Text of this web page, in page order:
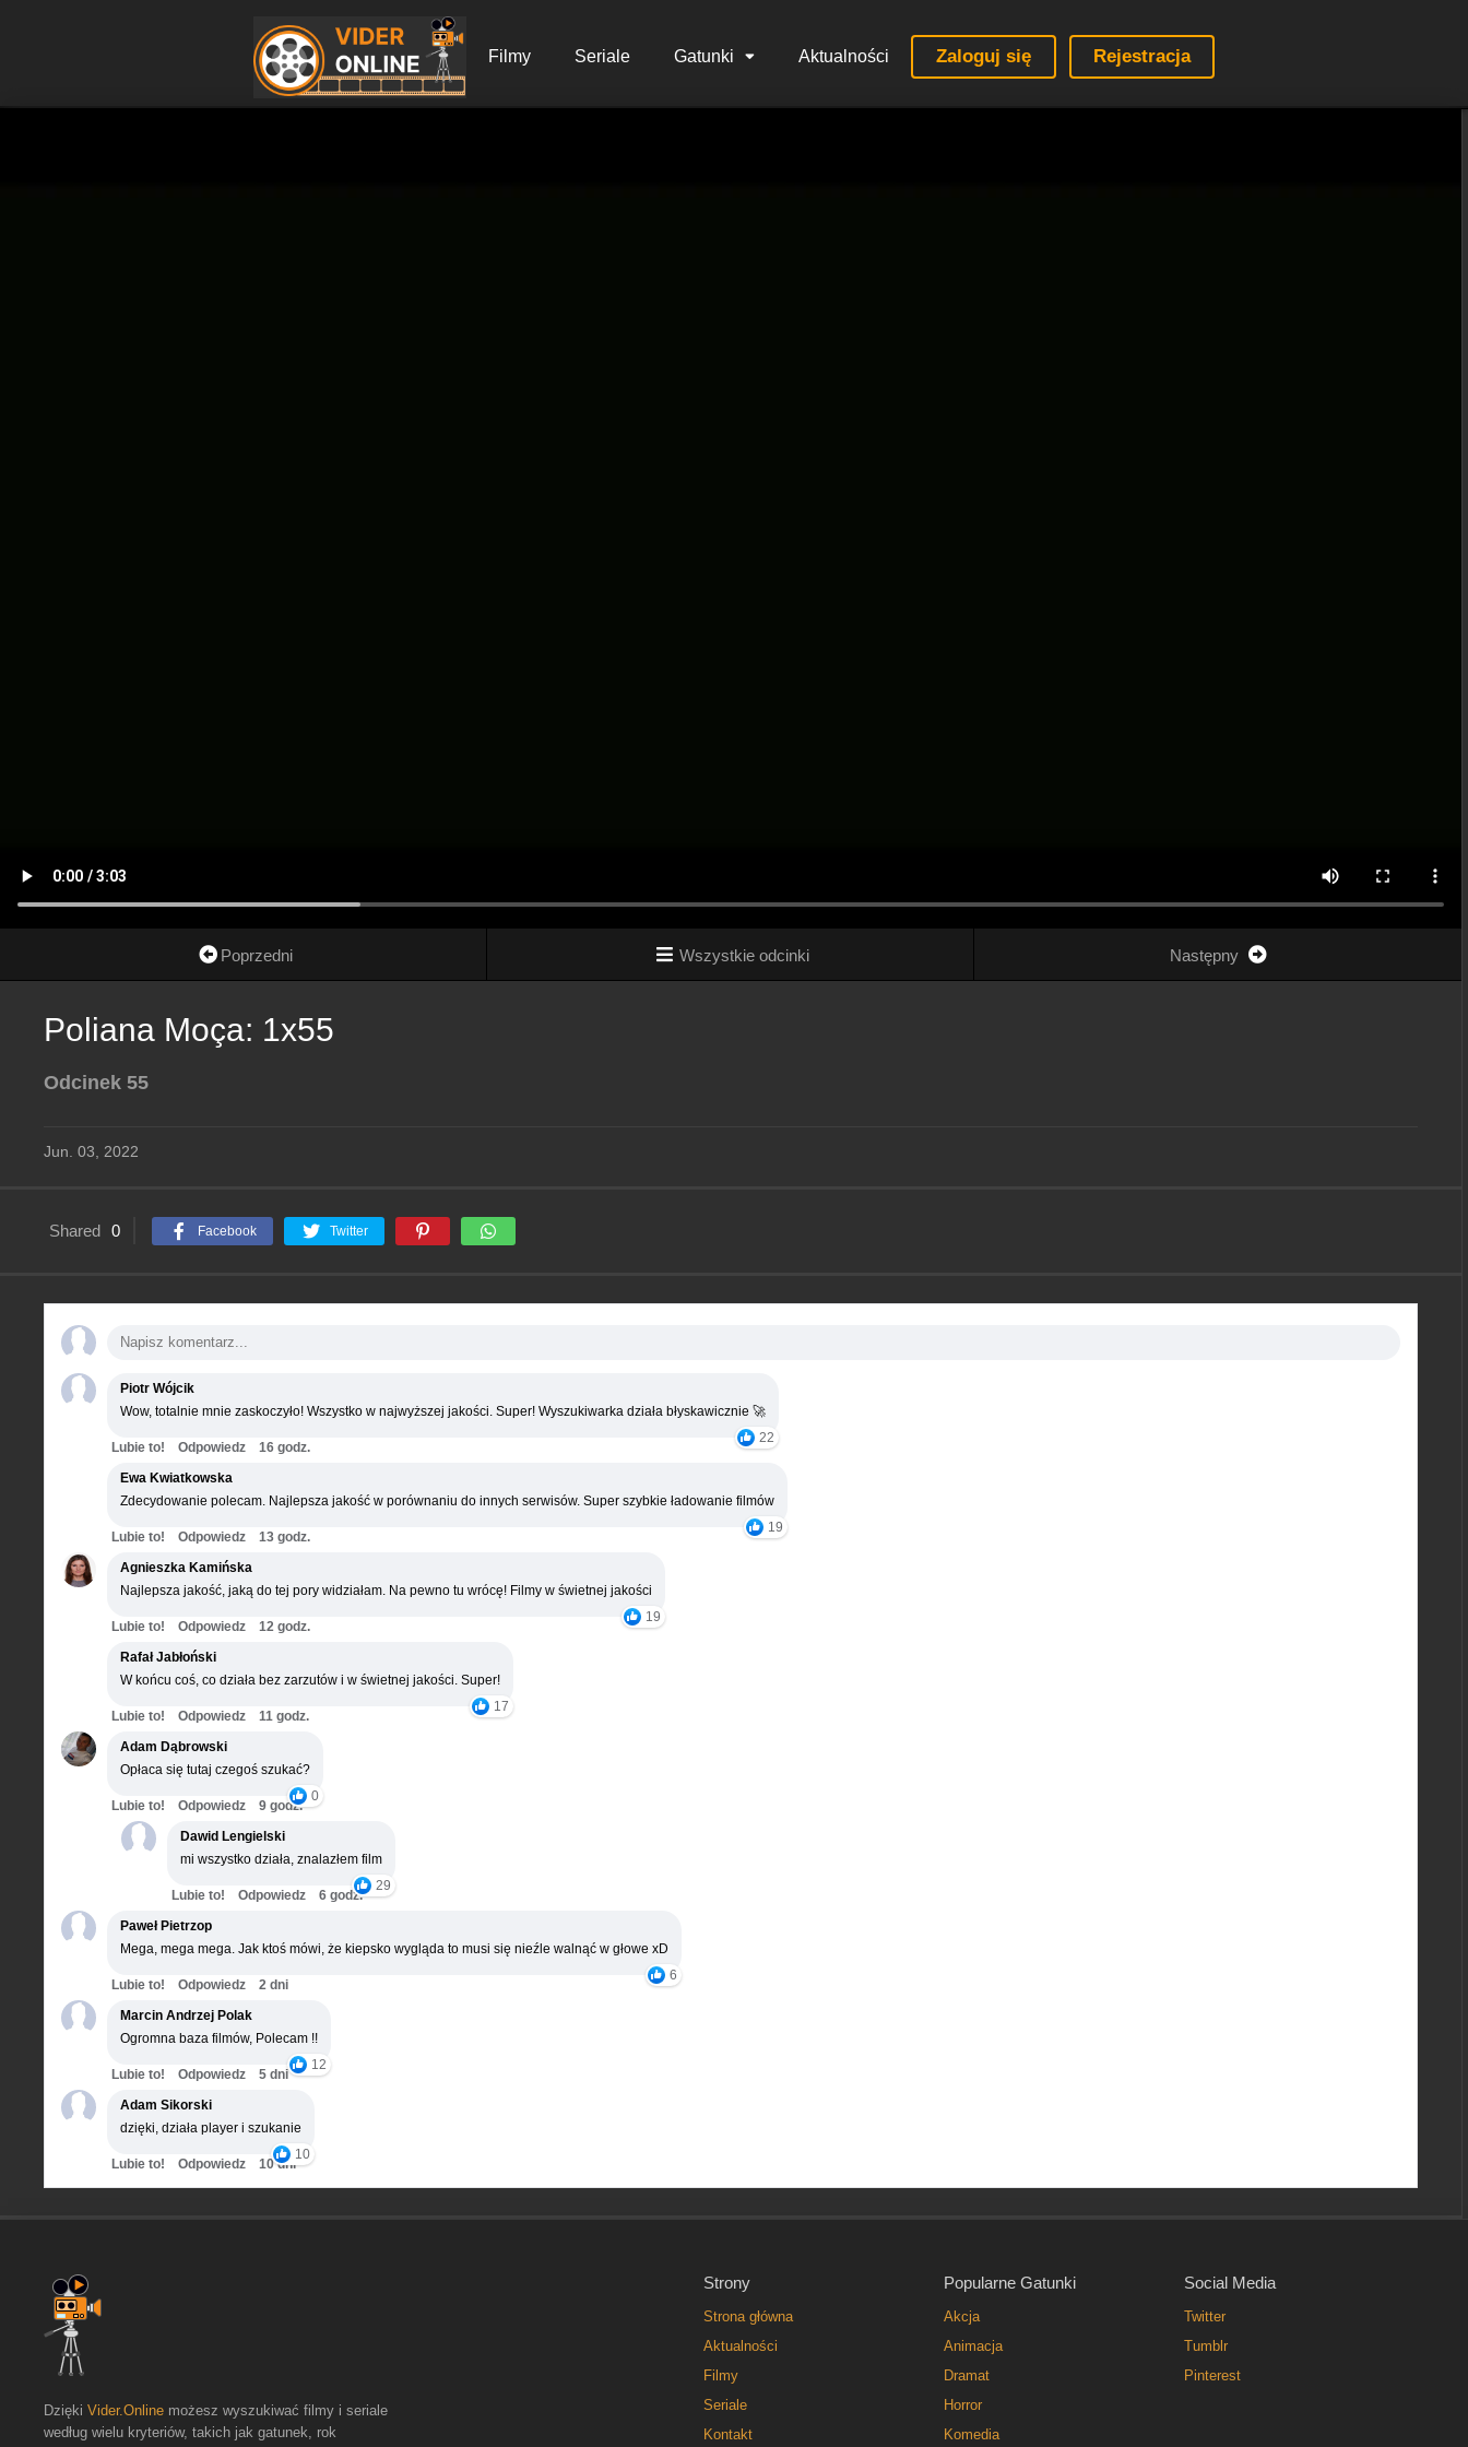
Filmy Seriale Gatunki Aktualności Zaloguj się Rejestracja
Poprzedni Wszystkie odcinki Następny
Poliana Moça: 1x55
Odcinek 55
Jun. 03, 2022
Shared 0 Facebook Twitter
Piotr Wójcik
Wow, totalnie mnie zaskoczyło! Wszystko w najwyższej jakości. Super! Wyszukiwarka działa błyskawicznie 🚀
22
Lubie to! Odpowiedz
16 godz.
Ewa Kwiatkowska
Zdecydowanie polecam. Najlepsza jakość w porównaniu do innych serwisów. Super szybkie ładowanie filmów
19
Lubie to! Odpowiedz
13 godz.
Agnieszka Kamińska
Najlepsza jakość, jaką do tej pory widziałam. Na pewno tu wrócę! Filmy w świetnej jakości
19
Lubie to! Odpowiedz
12 godz.
Rafał Jabłoński
W końcu coś, co działa bez zarzutów i w świetnej jakości. Super!
17
Lubie to! Odpowiedz
11 godz.
Adam Dąbrowski
Opłaca się tutaj czegoś szukać?
0
Lubie to! Odpowiedz
9 godz.
Dawid Lengielski
mi wszystko działa, znalazłem film
29
Lubie to! Odpowiedz
6 godz.
Paweł Pietrzop
Mega, mega mega. Jak ktoś mówi, że kiepsko wygląda to musi się nieźle walnąć w głowe xD
6
Lubie to! Odpowiedz
2 dni
Marcin Andrzej Polak
Ogromna baza filmów, Polecam !!
12
Lubie to! Odpowiedz
5 dni
Adam Sikorski
dzięki, działa player i szukanie
10
Lubie to! Odpowiedz 10 dni
Strony
Strona główna
Aktualności
Filmy
Seriale
Kontakt
Popularne Gatunki
Akcja
Animacja
Dramat
Horror
Komedia
Social Media
Twitter
Tumblr
Pinterest
Dzięki Vider.Online możesz wyszukiwać filmy i seriale
według wielu kryteriów, takich jak gatunek, rok